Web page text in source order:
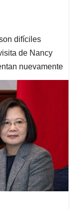
difíciles
de Nancy
nuevamente